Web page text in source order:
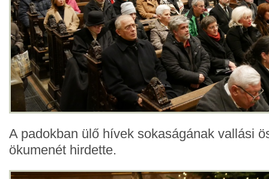
A padokban ülő hívek sokaságának vallási
ökumenét hirdette.